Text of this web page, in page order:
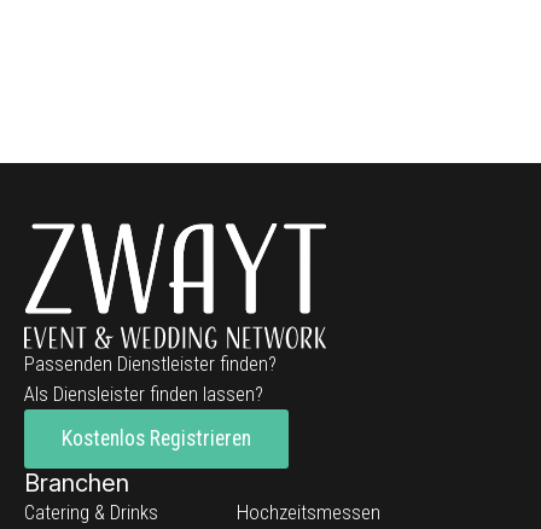
Passenden Dienstleister finden?
Als Diensleister finden lassen?
Kostenlos Registrieren
Branchen
Catering & Drinks Hochzeitsmessen